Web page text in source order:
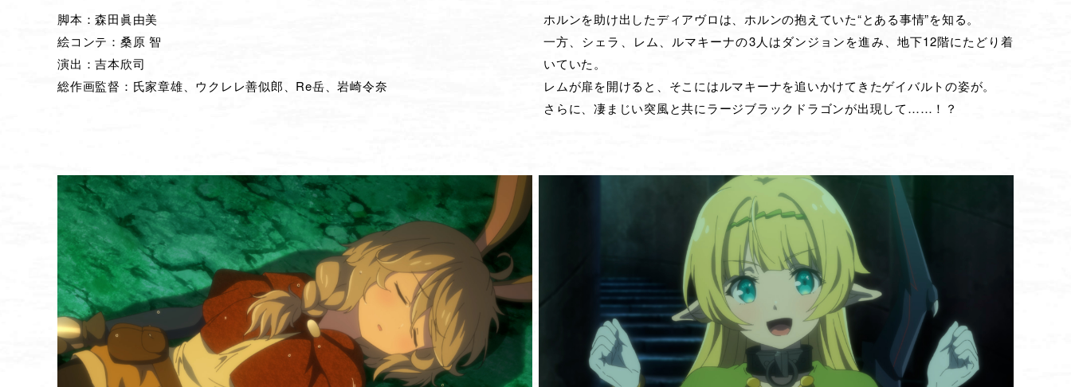
NEWS
ONAIR & STREAMING
CHARACTER
ホルンを助け出したディアヴロは、ホルンの抱えていた“とある事情”を知る。
一方、シェラ、レム、ルマキーナの3人はダンジョンを進み、地下12階にたどり着
いていた。
レムが扉を開けると、そこにはルマキーナを追いかけてきたゲイバルトの姿が。
さらに、凄まじい突風と共にラージブラックドラゴンが出現して……！？
脚本：森田眞由美
絵コンテ：桑原 智
演出：吉本欣司
総作画監督：氏家章雄、ウクレレ善似郎、Re岳、岩崎令奈